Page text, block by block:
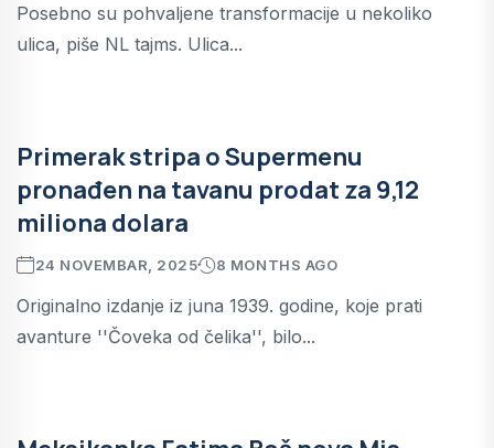
Posebno su pohvaljene transformacije u nekoliko
ulica, piše NL tajms. Ulica...
Primerak stripa o Supermenu
pronađen na tavanu prodat za 9,12
miliona dolara
24 NOVEMBAR, 2025 8 MONTHS AGO
Originalno izdanje iz juna 1939. godine, koje prati
avanture ''Čoveka od čelika'', bilo...